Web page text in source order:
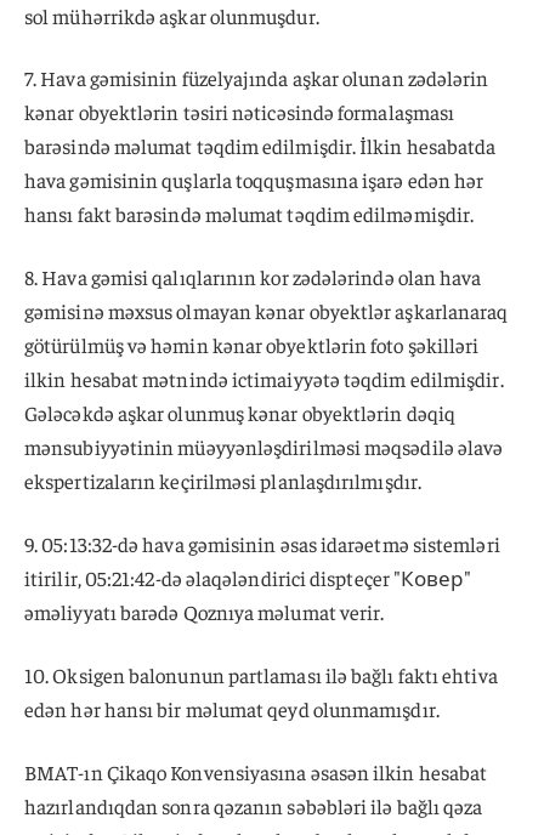
sol mühərrikdə aşkar olunmuşdur.
7. Hava gəmisinin füzelyajında aşkar olunan zədələrin
kənar obyektlərin təsiri nəticəsində formalaşması
barəsində məlumat təqdim edilmişdir. İlkin hesabatda
hava gəmisinin quşlarla toqquşmasına işarə edən hər
hansı fakt barəsində məlumat təqdim edilməmişdir.
8. Hava gəmisi qalıqlarının kor zədələrində olan hava
gəmisinə məxsus olmayan kənar obyektlər aşkarlanaraq
götürülmüş və həmin kənar obyektlərin foto şəkilləri
ilkin hesabat mətnində ictimaiyyətə təqdim edilmişdir.
Gələcəkdə aşkar olunmuş kənar obyektlərin dəqiq
mənsubiyyətinin müəyyənləşdirilməsi məqsədilə əlavə
ekspertizaların keçirilməsi planlaşdırılmışdır.
9. 05:13:32-də hava gəmisinin əsas idarəetmə sistemləri
itirilir, 05:21:42-də əlaqələndirici dispteçer "Ковер"
əməliyyatı barədə Qoznıya məlumat verir.
10. Oksigen balonunun partlaması ilə bağlı faktı ehtiva
edən hər hansı bir məlumat qeyd olunmamışdır.
BMAT-ın Çikaqo Konvensiyasına əsasən ilkin hesabat
hazırlandıqdan sonra qəzanın səbəbləri ilə bağlı qəza